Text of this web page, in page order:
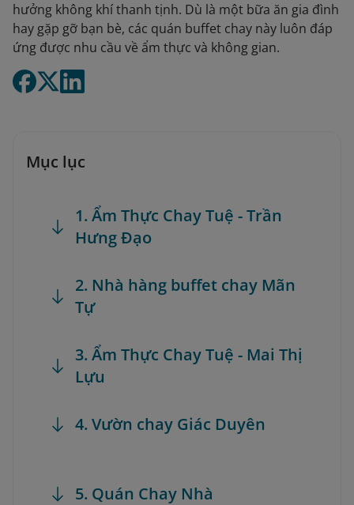
hưởng không khí thanh tịnh. Dù là một bữa ăn gia đình
hay gặp gỡ bạn bè, các quán buffet chay này luôn đáp
ứng được nhu cầu về ẩm thực và không gian.
Mục lục
1. Ẩm Thực Chay Tuệ - Trần
Hưng Đạo
2. Nhà hàng buffet chay Mãn
Tự
3. Ẩm Thực Chay Tuệ - Mai Thị
Lựu
4. Vườn chay Giác Duyên
5. Quán Chay Nhà